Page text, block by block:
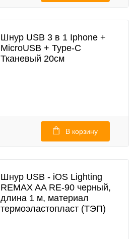
Шнур USB 3 в 1 Iphone +
MicroUSB + Type-C
Тканевый 20см
В корзину
Шнур USB - iOS Lighting
REMAX AA RE-90 черный,
длина 1 м, материал
термоэластопласт (ТЭП)